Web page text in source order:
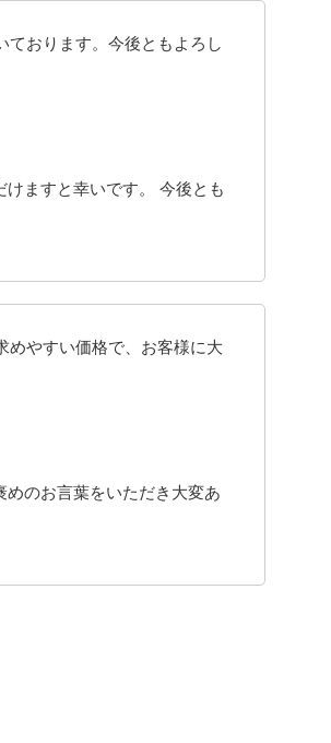
ております。今後ともよろし
ますと幸いです。 今後とも
めやすい価格で、お客様に大
のお言葉をいただき大変あ